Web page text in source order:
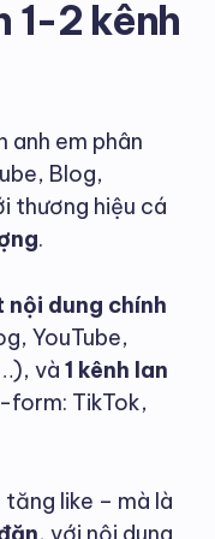
1-2 kênh
anh em phân
Blog,
thương hiệu cá
.
nội dung chính
YouTube,
và 1 kênh lan
TikTok,
like – mà là